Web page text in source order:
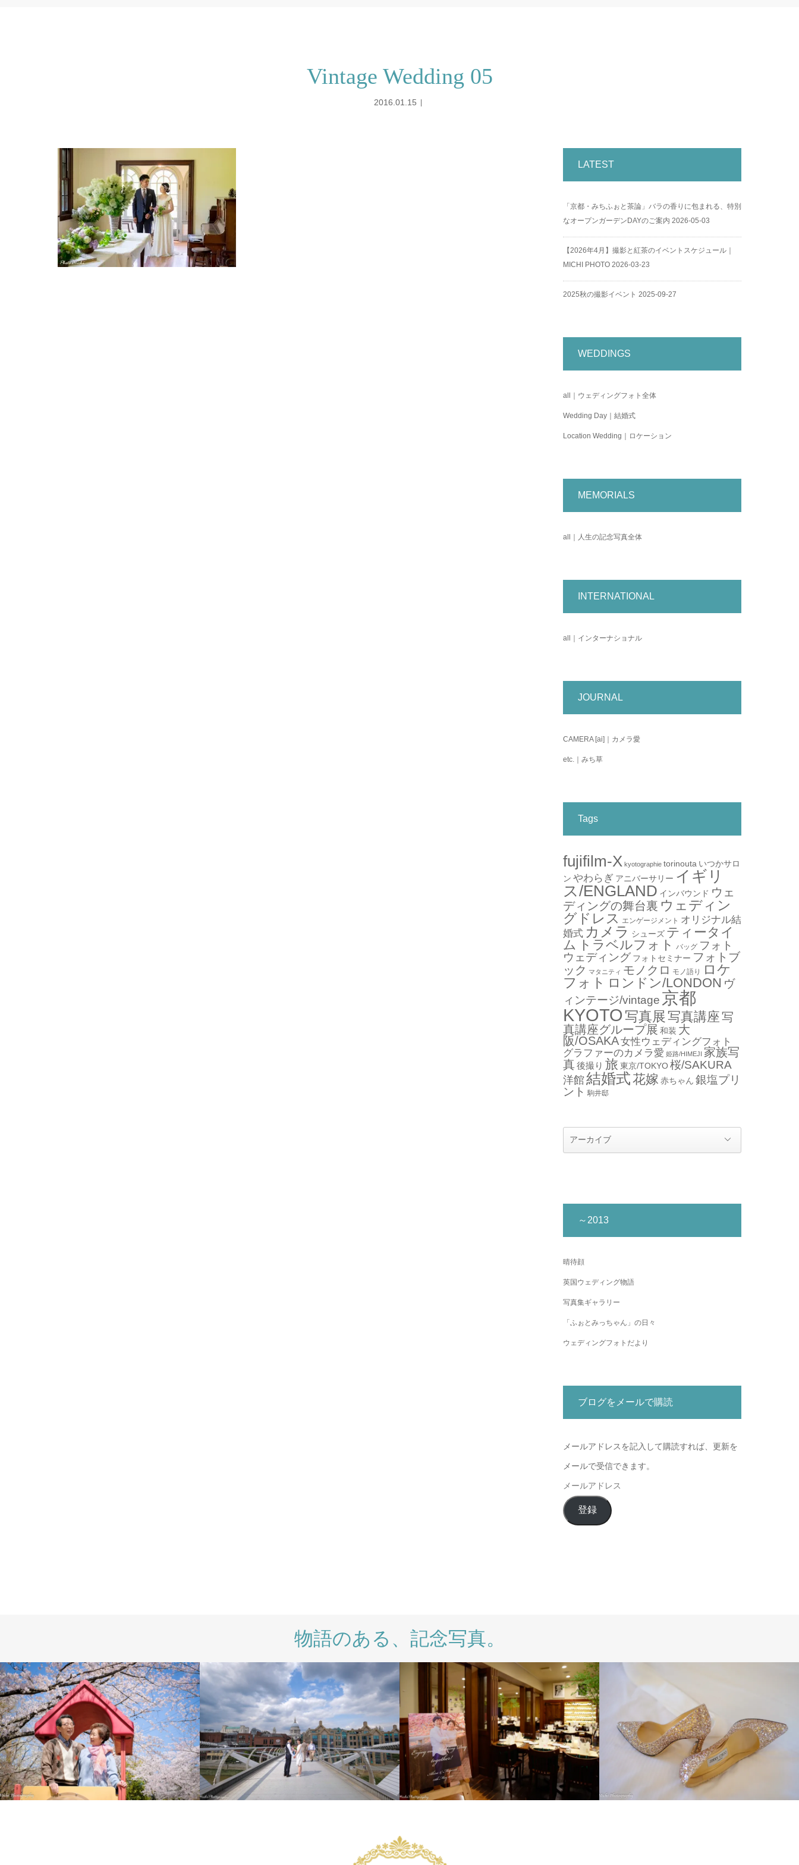
Vintage Wedding 05
2016.01.15
LATEST
「京都・みちふぉと茶論」バラの香りに包まれる、特別
なオープンガーデンDAYのご案内 2026-05-03
【2026年4月】撮影と紅茶のイベントスケジュール｜
MICHI PHOTO 2026-03-23
2025秋の撮影イベント 2025-09-27
WEDDINGS
all｜ウェディングフォト全体
Wedding Day｜結婚式
Location Wedding｜ロケーション
MEMORIALS
all｜人生の記念写真全体
INTERNATIONAL
all｜インターナショナル
JOURNAL
CAMERA [ai]｜カメラ愛
etc.｜みち草
Tags
fujifilm-X kyotographie torinouta いつかサロ
ン やわらぎ アニバーサリー イギリ
ス/ENGLAND インバウンド ウェ
ディングの舞台裏 ウェディン
グドレス エンゲージメント オリジナル結
婚式 カメラ シューズ ティータイ
ム トラベルフォト バッグ フォト
ウェディング フォトセミナー フォトブ
ック マタニティ モノクロ モノ語り
ロケ
フォト ロンドン/LONDON ヴ
ィンテージ/vintage 京都
KYOTO 写真展 写真講座写
真講座グループ展 和装 大
阪/OSAKA女性ウェディングフォト
グラファーのカメラ愛 姫路/HIMEJI 家族写
真 後撮り 旅 東京/TOKYO桜/SAKURA
洋館 結婚式花嫁 赤ちゃん 銀塩プリ
ント 駒井邸
～2013
晴待顔
英国ウェディング物語
写真集ギャラリー
「ふぉとみっちゃん」の日々
ウェディングフォトだより
ブログをメールで購読
メールアドレスを記入して購読すれば、更新を
メールで受信できます。
メ
ー
ル
登録
物語のある、記念写真。
LIFESTYLE
PHOTO SALON
INTERNATIONAL LONDON PHOTO
SESSION
WEDDING WEDDING DAY INTERNATIONAL LONDON PHOTO
SESSION PRE WEDDING